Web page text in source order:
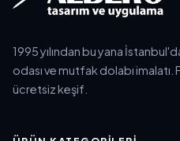
1995 yılından bu yana
odası ve mutfak dolabı
ücretsiz keşif.